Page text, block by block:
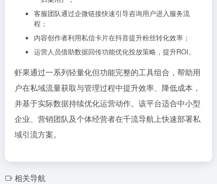
客服团队通过企微链接快速引导咨询用户进入服务流
程；
内容创作者利用私信卡片在抖音提升粉丝转化效率；
运营人员借助数据回传功能优化投放策略，提升ROI。
虾果通过一系列轻量化但功能完整的工具组合，帮助用
户在私域流量获取与管理过程中提升效率、降低成本，
并基于实际数据持续优化运营动作。该平台适合中小型
企业、营销团队及个体经营者在千流导航上快速部署私
域引流方案。
相关导航